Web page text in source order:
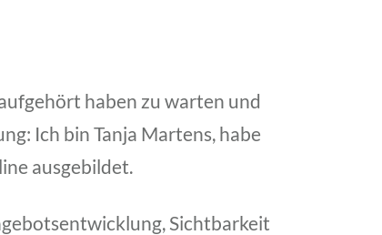
haben zu warten und
Ich bin Tanja Martens, habe
ausgebildet.
Sichtbarkeit